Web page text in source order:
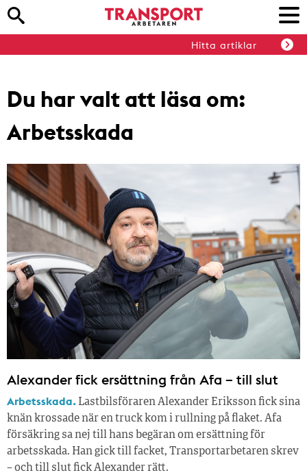
Hitta artiklar
Du har valt att läsa om:
Arbetsskada
Alexander fick ersättning från Afa – till slut
Arbetsskada. Lastbilsföraren Alexander Eriksson fick sina
knän krossade när en truck kom i rullning på flaket. Afa
försäkring sa nej till hans begäran om ersättning för
arbetsskada. Han gick till facket, Transportarbetaren skrev
– och till slut fick ­Alexander rätt.